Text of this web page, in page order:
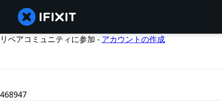
リペアコミュニティに参加 - アカウントの作成
468947